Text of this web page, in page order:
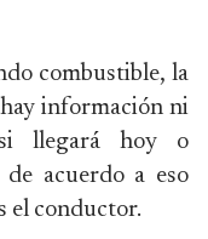
combustible, la
información ni
si llegará hoy o
acuerdo a eso
el conductor.